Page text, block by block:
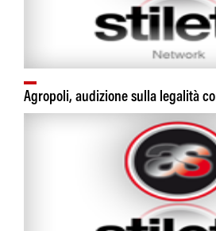
Agropoli, audizione sulla legalità